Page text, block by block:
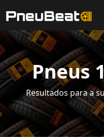
Pneus
Resultados para a